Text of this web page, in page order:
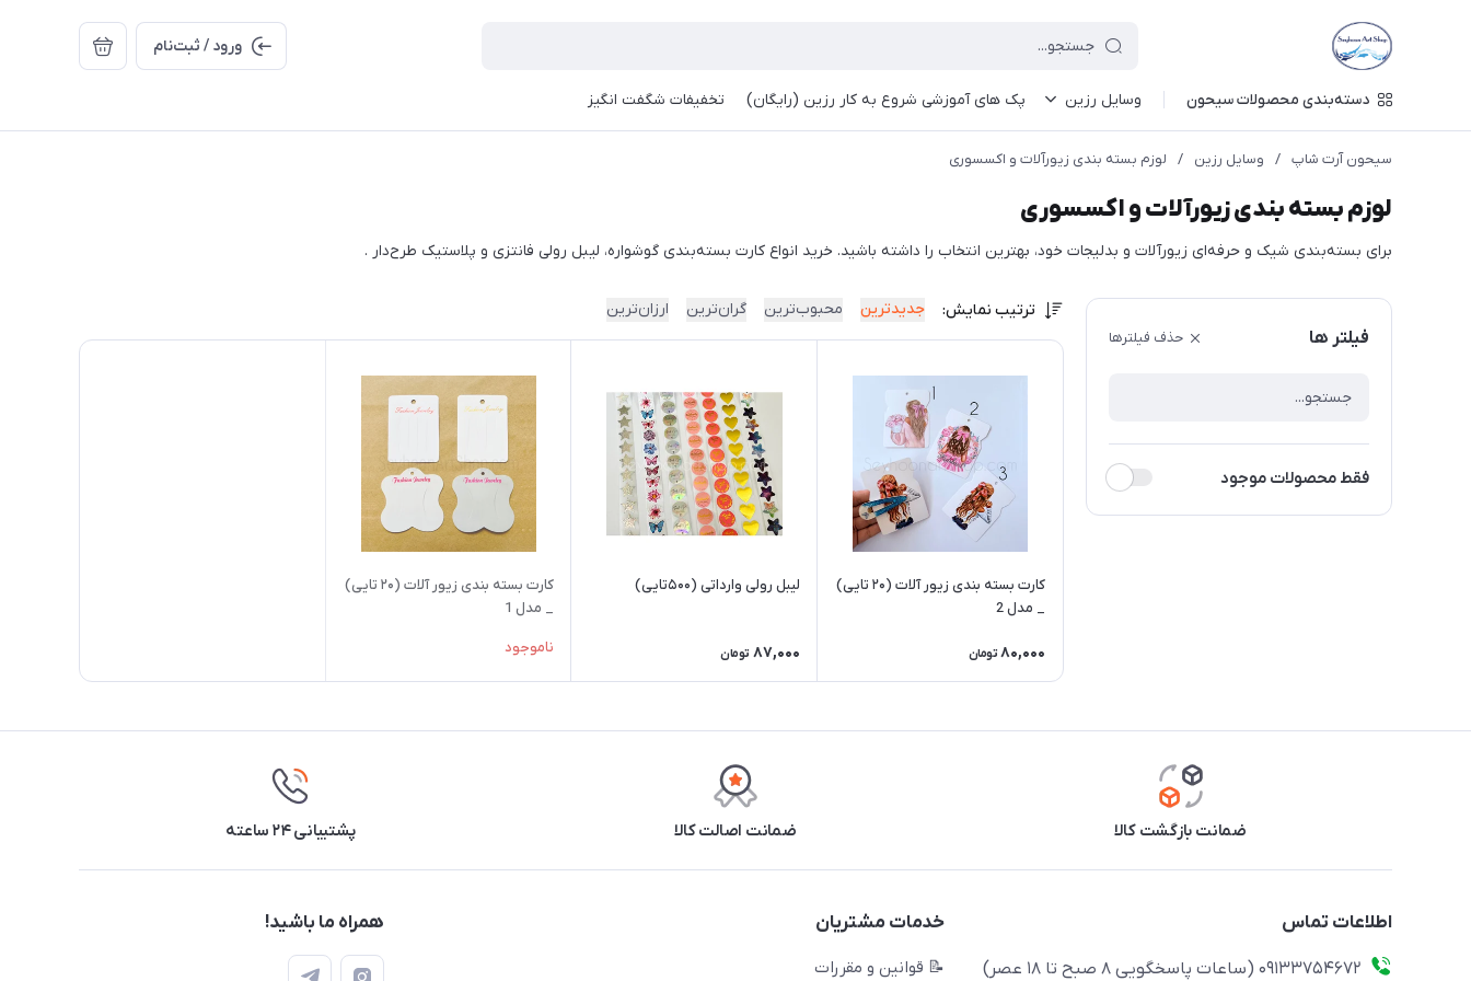
ورود / ثبت‌نام
دسته‌بندی محصولات سیحون وسایل رزین پک های آموزشی شروع به کار رزین (رایگان) تخفیفات شگفت انگیز
سیحون آرت شاپ / وسایل رزین / لوزم بسته بندی زیورآلات و اکسسوری
لوزم بسته بندی زیورآلات و اکسسوری
برای بسته‌بندی شیک و حرفه‌ای زیورآلات و بدلیجات خود، بهترین انتخاب را داشته باشید. خرید انواع کارت بسته‌بندی گوشواره، لیبل رولی فانتزی و پلاستیک طرح‌دار .
فیلتر ها حذف فیلترها
فقط محصولات موجود
ترتیب نمایش: جدیدترین محبوب‌ترین گران‌ترین ارزان‌ترین
کارت بسته بندی زیور آلات (۲۰ تایی)
_ مدل 2
80,000 تومان
لیبل رولی وارداتی (۵۰۰تایی)
87,000 تومان
کارت بسته بندی زیور آلات (۲۰ تایی)
_ مدل 1
ناموجود
ضمانت بازگشت کالا ضمانت اصالت کالا پشتیبانی ۲۴ ساعته
اطلاعات تماس
09133754672 (ساعات پاسخگویی ۸ صبح تا ۱۸ عصر)
خدمات مشتریان
📝 قوانین و مقررات
همراه ما باشید!